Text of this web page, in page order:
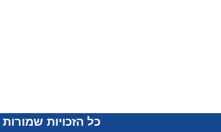
כל הזכויות